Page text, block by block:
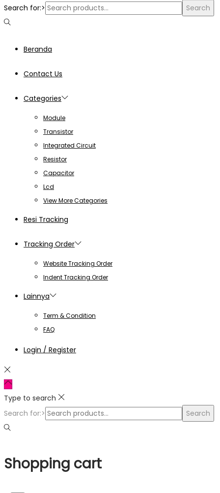
Search for:> Search
Beranda
Contact Us
Categories
Module
Transistor
Integrated Circuit
Resistor
Capacitor
Lcd
View More Categories
Resi Tracking
Tracking Order
Website Tracking Order
Indent Tracking Order
Lainnya
Term & Condition
FAQ
Login / Register
Type to search
Search for:>
Search
Shopping cart